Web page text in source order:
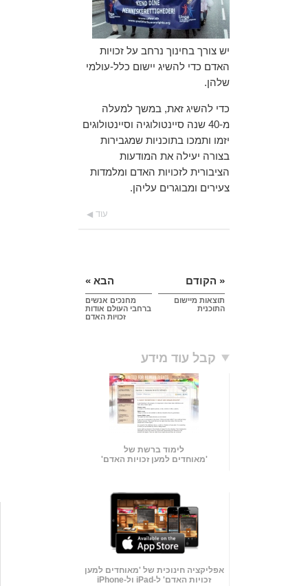
יש צורך בחינוך נרחב על זכויות
האדם כדי להשיג יישום כלל-עולמי
שלהן.
כדי להשיג זאת, במשך למעלה
מ-40 שנה סיינטולוגיה וסיינטולוגים
יזמו ותמכו בתוכניות שמגבירות
בצורה יעילה את המודעות
הציבורית לזכויות האדם ומלמדות
צעירים ומבוגרים עליהן.
עוד
« הקודם
תוצאות מיישום
התוכנית
הבא »
מחנכים אנשים
ברחבי העולם אודות
זכויות האדם
קבל עוד מידע
לימוד ברשת של
'מאוחדים למען זכויות האדם'
אפליקציה חינוכית של 'מאוחדים למען
זכויות האדם' ל-iPad ול-iPhone